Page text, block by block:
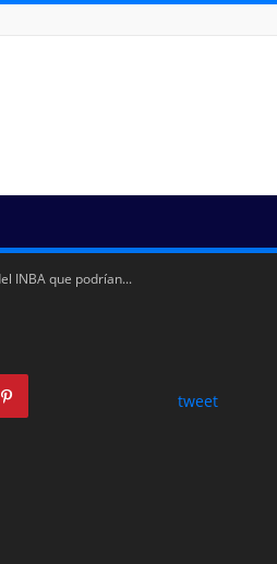
INBA que podrían...
tweet